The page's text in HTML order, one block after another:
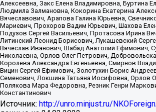
Алексеевна, Закс Елена Владимировна, Буртина
Людмила Залмановна, Кокорина Екатерина
Вячеславович, Арапова Галина Юрьевна,
Мариевич, Прохоров Вадим Юрьевич, Шахова
Подузов Сергей Васильевич, Протасова Ирина
Литинский Леонид Борисович, Лукашевский
Вячеслав Иванович, Шабад Анатолий Ефимович,
Николаевна, Орлов Олег Петрович,
Королева Александра Евгеньевна, Смирнов
Вицин Сергей Ефимович, Золотухин Борис
Семенович, Локшина Татьяна Иосифовна, Орлов
Полякова Мара Федоровна, Резник Генри
Константинович
Источник: http://unro.minjust.ru/